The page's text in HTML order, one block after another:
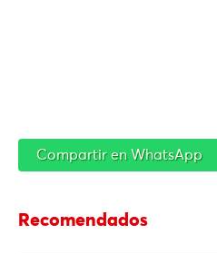
Compartir en WhatsApp
Recomendados